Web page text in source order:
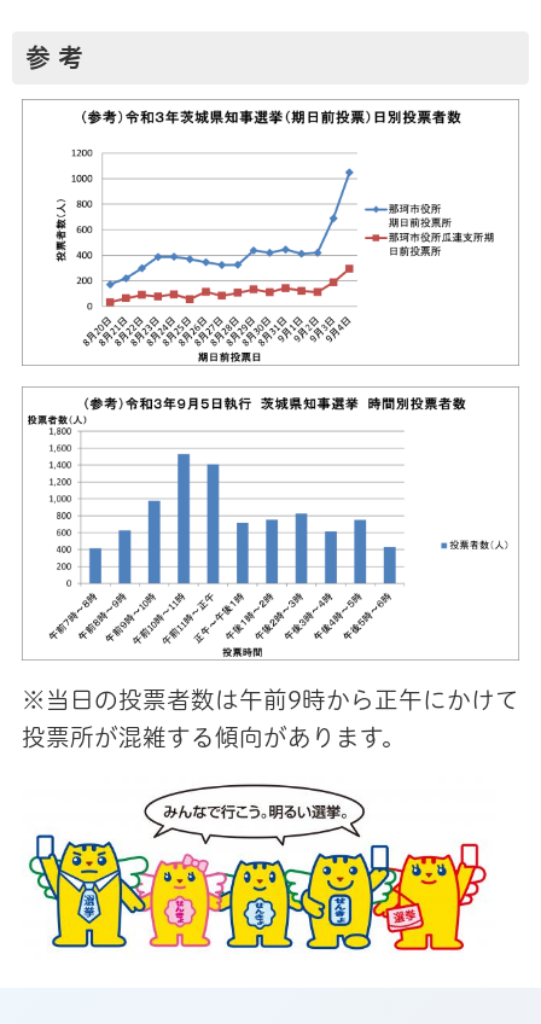
参 考
※当日の投票者数は午前9時から正午にかけて
投票所が混雑する傾向があります。